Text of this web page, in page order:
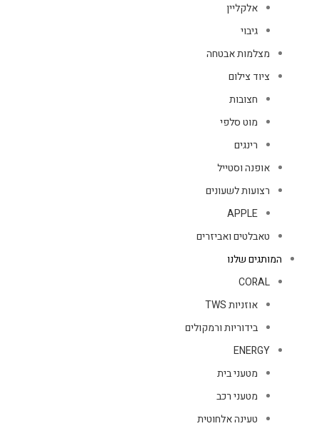
אלקליין
גיבוי
מצלמות אבטחה
ציוד צילום
חצובות
מוט סלפי
רינגים
אופנה וסטייל
רצועות לשעונים
APPLE
טאבלטים ואביזרים
המותגים שלנו
CORAL
אוזניות TWS
בידוריות ורמקולים
ENERGY
מטעני בית
מטעני רכב
טעינה אלחוטית